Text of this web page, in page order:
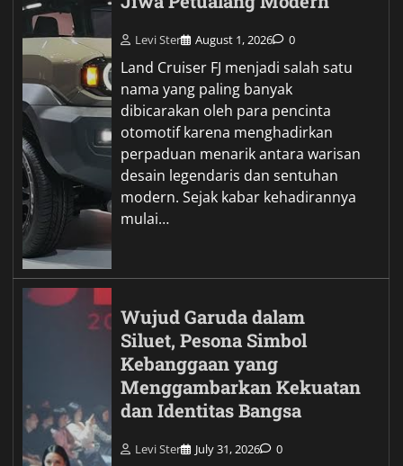
Levi Ster August 1, 2026 0
Land Cruiser FJ menjadi salah satu
nama yang paling banyak
dibicarakan oleh para pencinta
otomotif karena menghadirkan
perpaduan menarik antara warisan
desain legendaris dan sentuhan
modern. Sejak kabar kehadirannya
mulai…
Wujud Garuda dalam
Siluet, Pesona Simbol
Kebanggaan yang
Menggambarkan Kekuatan
dan Identitas Bangsa
Levi Ster July 31, 2026 0